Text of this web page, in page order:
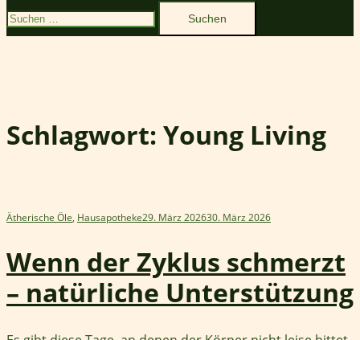
Suchen
nach:
Schlagwort: Young Living
Ätherische Öle, Hausapotheke29. März 202630. März 2026
Wenn der Zyklus schmerzt
– natürliche Unterstützung